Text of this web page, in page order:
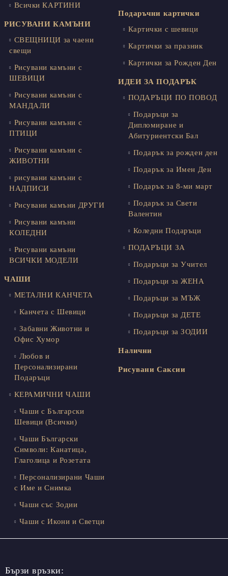
Всички КАРТИНИ
РИСУВАНИ КАМЪНИ
СВЕЩНИЦИ за чаени
свещи
Рисувани камъни с
ШЕВИЦИ
Рисувани камъни с
МАНДАЛИ
Рисувани камъни с
ПТИЦИ
Рисувани камъни с
ЖИВОТНИ
рисувани камъни с
НАДПИСИ
Рисувани камъни ДРУГИ
Рисувани камъни
КОЛЕДНИ
Рисувани камъни
ВСИЧКИ МОДЕЛИ
ЧАШИ
МЕТАЛНИ КАНЧЕТА
Канчета с Шевици
Забавни Животни и
Офис Хумор
Любов и
Персонализирани
Подаръци
КЕРАМИЧНИ ЧАШИ
Чаши с Български
Шевици (Всички)
Чаши Български
Символи: Канатица,
Глаголица и Розетата
Персонализирани Чаши
с Име и Снимка
Чаши със Зодии
Чаши с Икони и Светци
Подаръчни картички
Картички с шевици
Картички за празник
Картички за Рожден Ден
ИДЕИ ЗА ПОДАРЪК
ПОДАРЪЦИ ПО ПОВОД
Подаръци за
Дипломиране и
Абитуриентски Бал
Подарък за рожден ден
Подарък за Имен Ден
Подарък за 8-ми март
Подарък за Свети
Валентин
Коледни Подаръци
ПОДАРЪЦИ ЗА
Подаръци за Учител
Подаръци за ЖЕНА
Подаръци за МЪЖ
Подаръци за ДЕТЕ
Подаръци за ЗОДИИ
Налични
Рисувани Саксии
Бързи връзки: